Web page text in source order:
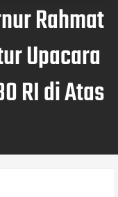
Rahmat
Upacara
RI di Atas